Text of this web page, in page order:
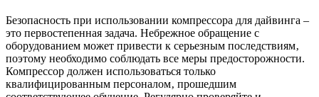
Безопасность при использовании компрессора для дайвинга –
это первостепенная задача. Небрежное обращение с
оборудованием может привести к серьезным последствиям‚
поэтому необходимо соблюдать все меры предосторожности.
Компрессор должен использоваться только
квалифицированным персоналом‚ прошедшим